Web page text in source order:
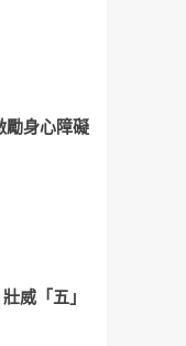
勵身心障礙
威「五」